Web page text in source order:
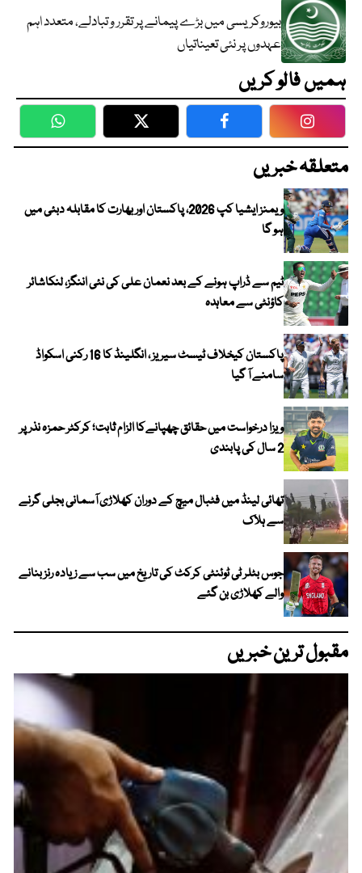
بیوروکریسی میں بڑے پیمانے پر تقرر و تبادلے، متعدد اہم
عہدوں پر نئی تعیناتیاں
ہمیں فالو کریں
WhatsApp Twitter Facebook
متعلقہ خبریں
ویمنز ایشیا کپ 2026، پاکستان اور بھارت کا مقابلہ دبئی میں
ہو گا
ٹیم سے ڈراپ ہونے کے بعد نعمان علی کی نئی اننگز، لنکاشائر
کاؤنٹی سے معاہدہ
پاکستان کیخلاف ٹیسٹ سیریز ، انگلینڈ کا 16 رکنی اسکواڈ
سامنے آ گیا
ویزا درخواست میں حقائق چھپانےکا الزام ثابت؛ کرکٹر حمزہ نذر پر
2 سال کی پابندی
تھائی لینڈ میں فٹبال میچ کے دوران کھلاڑی آسمانی بجلی گرنے
سے ہلاک
جوس بٹلر ٹی ٹوئنٹی کرکٹ کی تاریخ میں سب سے زیادہ رنز بنانے
والے کھلاڑی بن گئے
مقبول ترین خبریں